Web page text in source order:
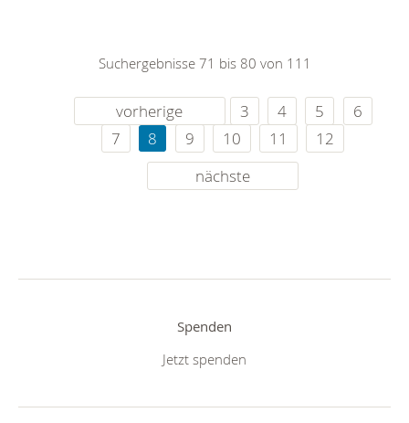
Suchergebnisse 71 bis 80 von 111
vorherige 3 4 5
6
7
8 9 10 11
12
nächste
Spenden
Jetzt spenden